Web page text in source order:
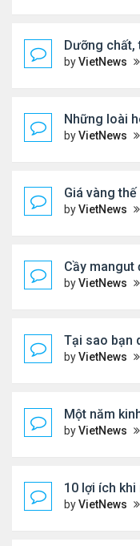
Dưỡng
byVietNews
Những loài
byVietNews
Giá vàng
byVietNews
Cầy mangut
byVietNews
Tại sao bạn
byVietNews
Một năm
byVietNews
10 lợi ích khi
byVietNews